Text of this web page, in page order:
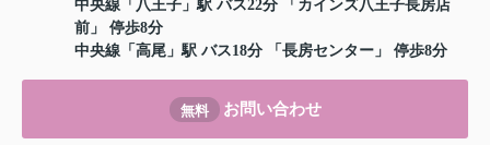
中央線 「 八王子 」駅 バス22分 「カインズ八王子長房店
前」 停歩8分
中央線 「 高尾 」駅 バス18分 「長房センター」 停歩8分
無料 お問い合わせ